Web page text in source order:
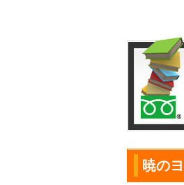
暁の